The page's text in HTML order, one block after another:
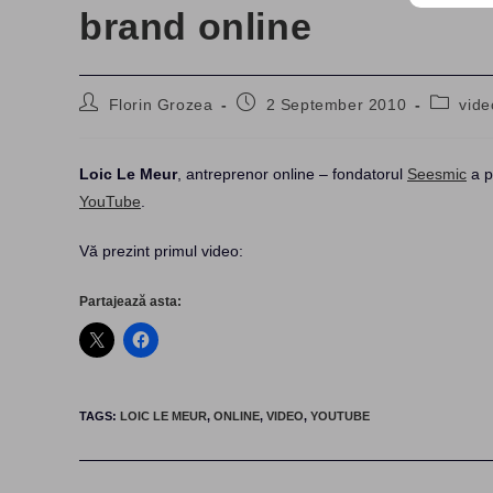
brand online
PostFlorin Grozea
Post2 September 2010
Post
Loic Le Meur, antreprenor online – fondatorul Seesmic a
YouTube
Vă prezint primul video:
Partajează asta:
TAGS: LOIC LE MEUR, ONLINE, VIDEO, YOUTUBE